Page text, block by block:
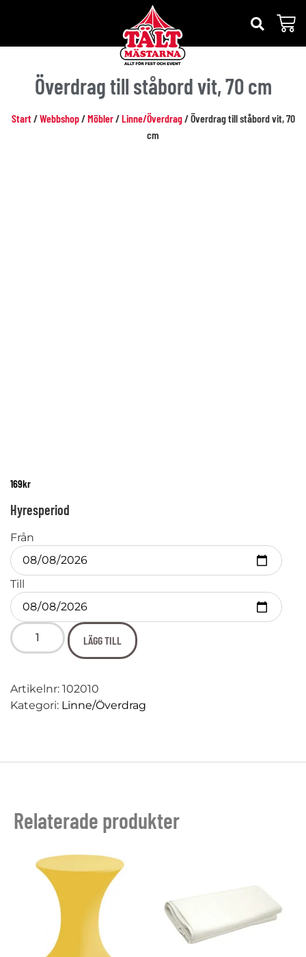
Överdrag till ståbord vit, 70 cm
Start/Webbshop/Möbler/Linne/Överdrag/ Överdrag till ståbord vit, 70
cm
169kr
Hyresperiod
Från
Till
LÄGG TILL
Artikelnr: 102010
Kategori: Linne/Överdrag
Relaterade produkter